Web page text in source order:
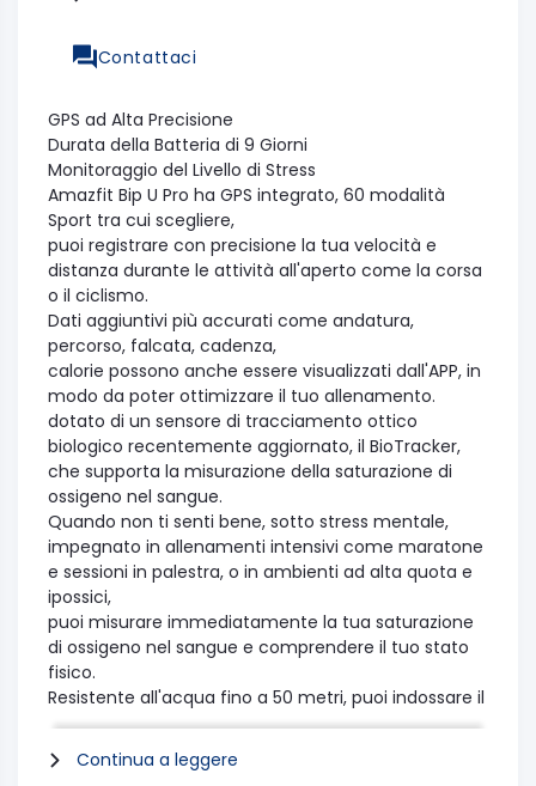
Contattaci
GPS ad Alta Precisione
Durata della Batteria di 9 Giorni
Monitoraggio del Livello di Stress
Amazfit Bip U Pro ha GPS integrato, 60 modalità
Sport tra cui scegliere,
puoi registrare con precisione la tua velocità e
distanza durante le attività all'aperto come la corsa
o il ciclismo.
Dati aggiuntivi più accurati come andatura,
percorso, falcata, cadenza,
calorie possono anche essere visualizzati dall'APP, in
modo da poter ottimizzare il tuo allenamento.
dotato di un sensore di tracciamento ottico
biologico recentemente aggiornato, il BioTracker,
che supporta la misurazione della saturazione di
ossigeno nel sangue.
Quando non ti senti bene, sotto stress mentale,
impegnato in allenamenti intensivi come maratone
e sessioni in palestra, o in ambienti ad alta quota e
ipossici,
puoi misurare immediatamente la tua saturazione
di ossigeno nel sangue e comprendere il tuo stato
fisico.
Resistente all'acqua fino a 50 metri, puoi indossare il
Bip U per il nuoto e seguirà i tuoi movimenti e
registrerà i tuoi risultati anche sott'acqua.
Sono disponibili 50 quadranti per adattarsi al tuo
Continua a leggere